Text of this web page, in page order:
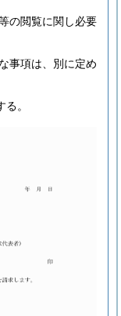
の閲覧に関し必要
事項は、別に定め
。